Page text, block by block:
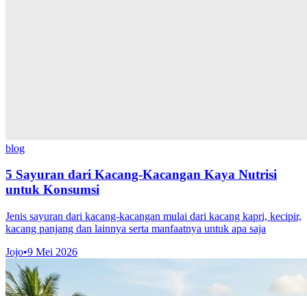
blog
5 Sayuran dari Kacang-Kacangan Kaya Nutrisi
untuk Konsumsi
Jenis sayuran dari kacang-kacangan mulai dari kacang kapri, kecipir,
kacang panjang dan lainnya serta manfaatnya untuk apa saja
Jojo•9 Mei 2026